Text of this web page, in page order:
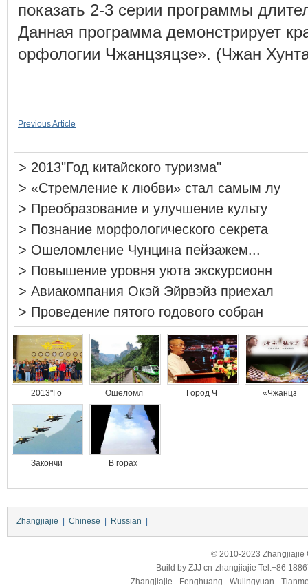
показать 2-3 серии программы
Данная программа демонстрирует
орфологии Чжанцзяцзе». (Чжан
Previous Article
> 2013"Год китайского туризма"
> «Стремление к любви» стал самым лу
> Преобразование и улучшение культу
> Познание морфологического секрета
> Ошеломление Чунцина пейзажем...
> Повышение уровня уюта экскурсионн
> Авиакомпания Окэй Эйрвэйз приехал
> Проведение пятого годового собран
2013"Го Ошеломл Город Ч «Чжанцз
Закончи В горах
Zhangjiajie Chinese Russian
© 2010-2023 Zhangjiajie
Build by ZJJ cn-zhangjiajie Tel:+86
Zhangjiajie - Fenghuang - Wulingyuan -